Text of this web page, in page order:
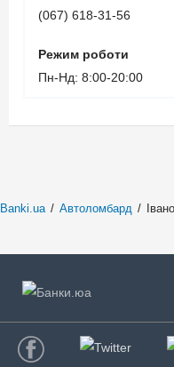
(067) 618-31-56
Режим роботи
Пн-Нд: 8:00-20:00
Banki.ua / Автоломбард /